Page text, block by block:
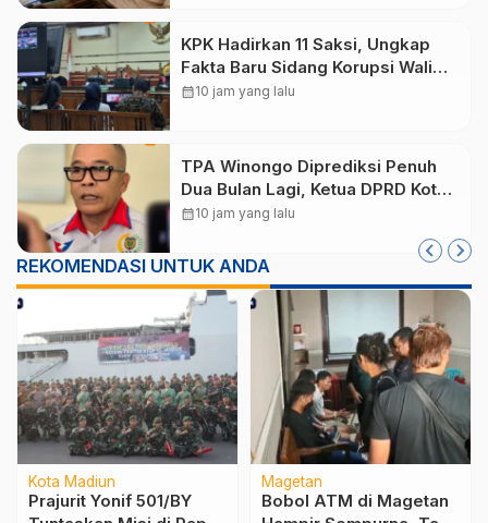
KPK Hadirkan 11 Saksi, Ungkap
Fakta Baru Sidang Korupsi Wali
Kota Madiun Nonaktif Maidi
calendar_month10 jam yang lalu
TPA Winongo Diprediksi Penuh
Dua Bulan Lagi, Ketua DPRD Kota
Madiun Desak Pemkot Percepat
calendar_month10 jam yang lalu
REKOMENDASI UNTUK ANDA
Kota Madiun
Prajurit Yonif 501/BY
Magetan
Bobol ATM di Magetan